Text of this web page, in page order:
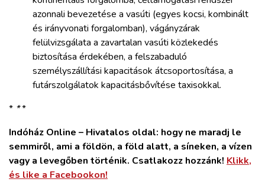
azonnali bevezetése a vasúti (egyes kocsi, kombinált
és irányvonati forgalomban), vágányzárak
felülvizsgálata a zavartalan vasúti közlekedés
biztosítása érdekében, a felszabaduló
személyszállítási kapacitások átcsoportosítása, a
futárszolgálatok kapacitásbővítése taxisokkal.
* **
Indóház Online – Hivatalos oldal: hogy ne maradj le
semmiről, ami a földön, a föld alatt, a síneken, a vízen
vagy a levegőben történik. Csatlakozz hozzánk! Klikk,
és like a Facebookon!